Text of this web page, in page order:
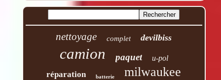
nettoyage complet devilbiss
camion paquet u-pol
réparation batterie milwaukee